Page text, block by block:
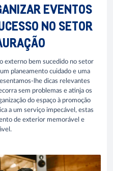
EVENTOS
NO SETOR
externo bem sucedido no setor
planeamento cuidado e uma
lhe dicas relevantes
sem problemas e atinja os
do espaço à promoção
a um serviço impecável, estas
de exterior memorável e